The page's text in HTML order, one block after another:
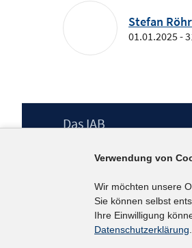
Stefan
01.01.2025 -
Footer
Das IAB
Berufsforschung (IAB) –
Institutsleitung
Graduiertenprogramm
Befragungen
Projekte
Verwendung von
Wir möchten unsere
Sie können selbst
Ihre Einwilligung
Datenschutzerklärung.